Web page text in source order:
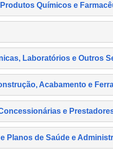
Químicos e
Laboratórios e Outros
Acabamento e
e
Planos de Saúde e